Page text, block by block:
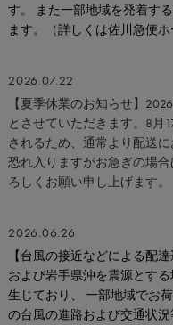
す。 また一部地域を発着す
ます。（詳しくは佐川急便
2026.07.22
【夏季休業のお知らせ】
とさせていただきます。8月
されるため、通常より配送
恐れ入りますがお急ぎの場
ろしくお願い申し上げます。
2026.06.26
【台風の接近などによる配
および岩手県沖を震源とす
生じており、 一部地域でお
の台風の進路および交通状